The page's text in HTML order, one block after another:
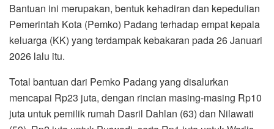
Bantuan ini merupakan, bentuk kehadiran dan kepedulian
Pemerintah Kota (Pemko) Padang terhadap empat kepala
keluarga (KK) yang terdampak kebakaran pada 26 Januari
2026 lalu itu.
Total bantuan dari Pemko Padang yang disalurkan
mencapai Rp23 juta, dengan rincian masing-masing Rp10
juta untuk pemilik rumah Dasril Dahlan (63) dan Nilawati